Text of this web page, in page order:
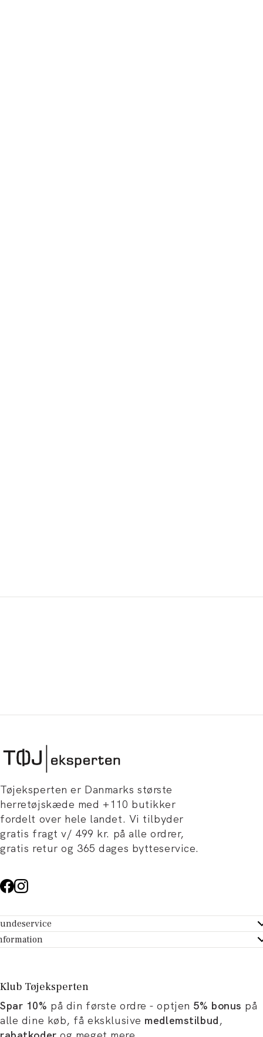
Tøjeksperten er Danmarks største
herretøjskæde med +110 butikker
fordelt over hele landet. Vi tilbyder
gratis fragt v/ 499 kr. på alle ordrer,
gratis retur og 365 dages bytteservice.
- Hjælpecenter
dit køb
Tøjeksperten
og artikler
og karriere
Klub Tøjeksperten
Spar 10% på din første ordre - optjen 5% bonus på
alle dine køb, få eksklusive medlemstilbud,